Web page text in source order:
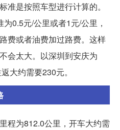
准是按照车型进行计算的。
0.5元/公里或者1元/公里，
费或者油费加过路费。这样
会太大。以深圳到安庆为
大约需要230元。
程为812.0公里，开车大约需